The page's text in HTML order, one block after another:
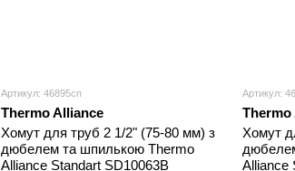
Артикул: 46895сп
Thermo Alliance
Хомут для труб 2 1/2" (75-80 мм) з
дюбелем та шпилькою Thermo
Alliance Standart SD10063B
Артикул:
Thermo
Хомут
Alliance